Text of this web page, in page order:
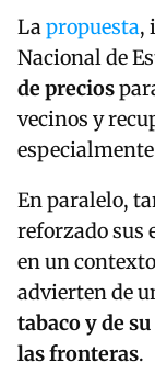
Lapropuesta,
Nacional de
de precios
vecinos y
En paralelo,
reforzado sus
en un
advierten de
tabaco y de
las fronteras.